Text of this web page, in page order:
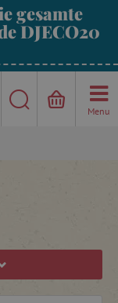
gesamte
DJECO20
Menu